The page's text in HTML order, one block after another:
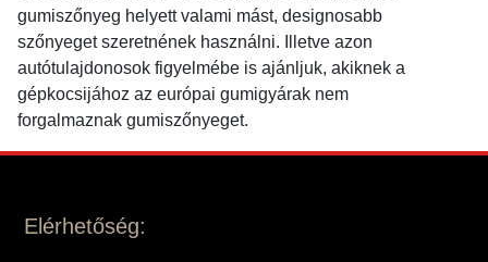
gumiszőnyeg helyett valami mást, designosabb
szőnyeget szeretnének használni. Illetve azon
autótulajdonosok figyelmébe is ajánljuk, akiknek a
gépkocsijához az európai gumigyárak nem
forgalmaznak gumiszőnyeget.
Elérhetőség: